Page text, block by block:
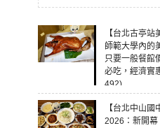
【台北古亭
師範大學內的
只要一般餐館
必吃，經濟實
492)
【台北中山
2026：新開幕